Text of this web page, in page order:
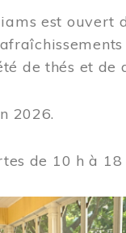
est ouvert
de thés et
2026.
de 10 h à